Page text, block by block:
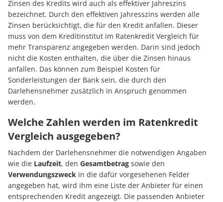
Zinsen des Kredits wird auch als effektiver Jahreszins
bezeichnet. Durch den effektiven Jahresszins werden alle
Zinsen berücksichtigt, die für den Kredit anfallen. Dieser
muss von dem Kreditinstitut im Ratenkredit Vergleich für
mehr Transparenz angegeben werden. Darin sind jedoch
nicht die Kosten enthalten, die über die Zinsen hinaus
anfallen. Das können zum Beispiel Kosten für
Sonderleistungen der Bank sein, die durch den
Darlehensnehmer zusätzlich in Anspruch genommen
werden.
Welche Zahlen werden im Ratenkredit
Vergleich ausgegeben?
Nachdem der Darlehensnehmer die notwendigen Angaben
wie die Laufzeit, den Gesamtbetrag sowie den
Verwendungszweck in die dafür vorgesehenen Felder
angegeben hat, wird ihm eine Liste der Anbieter für einen
entsprechenden Kredit angezeigt. Die passenden Anbieter